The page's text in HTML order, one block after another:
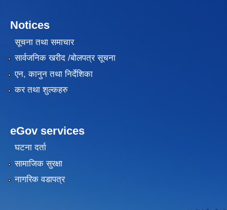
Notices
सूचना तथा समाचार
सार्वजनिक खरीद /बोलपत्र सूचना
एन, कानुन तथा निर्देशिका
कर तथा शुल्कहरु
eGov services
घटना दर्ता
सामाजिक सुरक्षा
नागरिक वडापत्र